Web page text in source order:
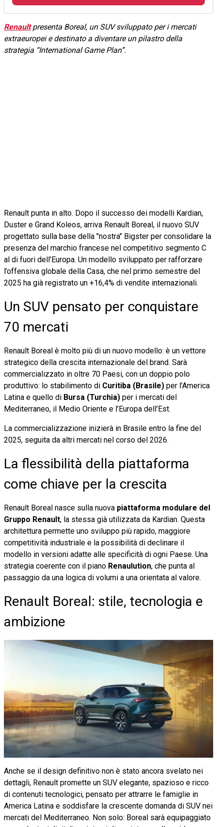
Renaultpresenta Boreal, un SUV sviluppato per i mercati
extraeuropei e destinato a diventare un pilastro della
strategia “International Game Plan”.
Renault punta in alto. Dopo il successo dei modelli Kardian,
Duster e Grand Koleos, arriva Renault Boreal, il nuovo SUV
progettato sulla base della "nostra" Bigster per consolidare la
presenza del marchio francese nel competitivo segmento C
al di fuori dell’Europa. Un modello sviluppato per rafforzare
l’offensiva globale della Casa, che nel primo semestre del
2025 ha già registrato un +16,4% di vendite internazionali.
Un SUV pensato per conquistare
70 mercati
Renault Boreal è molto più di un nuovo modello: è un vettore
strategico della crescita internazionale del brand. Sarà
commercializzato in oltre 70 Paesi, con un doppio polo
produttivo: lo stabilimento di Curitiba (Brasile) per l’America
Latina e quello di Bursa (Turchia) per i mercati del
Mediterraneo, il Medio Oriente e l’Europa dell’Est.
La commercializzazione inizierà in Brasile entro la fine del
2025, seguita da altri mercati nel corso del 2026.
La flessibilità della piattaforma
come chiave per la crescita
Renault Boreal nasce sulla nuova piattaforma modulare del
Gruppo Renault, la stessa già utilizzata da Kardian. Questa
architettura permette uno sviluppo più rapido, maggiore
competitività industriale e la possibilità di declinare il
modello in versioni adatte alle specificità di ogni Paese. Una
strategia coerente con il piano Renaulution, che punta al
passaggio da una logica di volumi a una orientata al valore.
Renault Boreal: stile, tecnologia e
ambizione
Anche se il design definitivo non è stato ancora svelato nei
dettagli, Renault promette un SUV elegante, spazioso e ricco
di contenuti tecnologici, pensato per attrarre le famiglie in
America Latina e soddisfare la crescente domanda di SUV nei
mercati del Mediterraneo. Non solo: Boreal sarà equipaggiato